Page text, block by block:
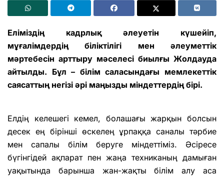
Еліміздің кадрлық әлеуетін күшейіп,
мұғалімдердің біліктілігі мен әлеуметтік
мәртебесін арттыру мәселесі биылғы Жолдауда
айтылды. Бұл – білім саласындағы мемлекеттік
саясаттың негізі әрі маңызды міндеттердің бірі.
Елдің келешегі кемел, болашағы жарқын болсын
десек ең бірінші өскелең ұрпаққа саналы тәрбие
мен сапалы білім беруге міндеттіміз. Әсіресе
бүгінгідей ақпарат пен жаңа техниканың дамыған
уақытында барынша жан-жақты білім алу аса